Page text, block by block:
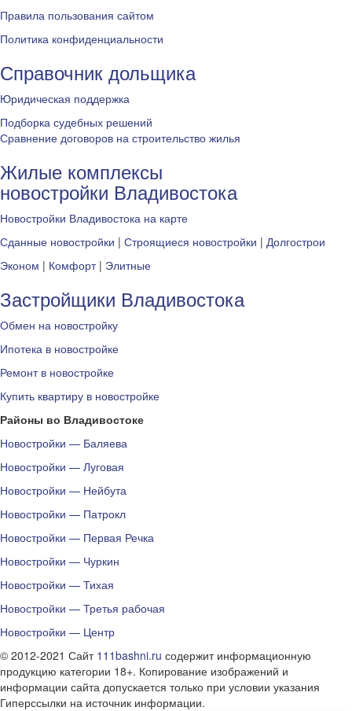
Правила пользования сайтом
Политика конфиденциальности
Справочник дольщика
Юридическая поддержка
Подборка судебных решений
Сравнение договоров на строительство жилья
Жилые комплексы
новостройки Владивостока
Новостройки Владивостока на карте
Сданные новостройки | Строящиеся новостройки | Долгострои
Эконом | Комфорт| Элитные
Застройщики Владивостока
Обмен на новостройку
Ипотека в новостройке
Ремонт в новостройке
Купить квартиру в новостройке
Районы во Владивостоке
Новостройки — Баляева
Новостройки — Луговая
Новостройки — Нейбута
Новостройки — Патрокл
Новостройки — Первая Речка
Новостройки — Чуркин
Новостройки — Тихая
Новостройки — Третья рабочая
Новостройки — Центр
© 2012-2021 Сайт 111bashni.ru содержит информационную
продукцию категории 18+. Копирование изображений и
информации сайта допускается только при условии указания
Гиперссылки на источник информации.